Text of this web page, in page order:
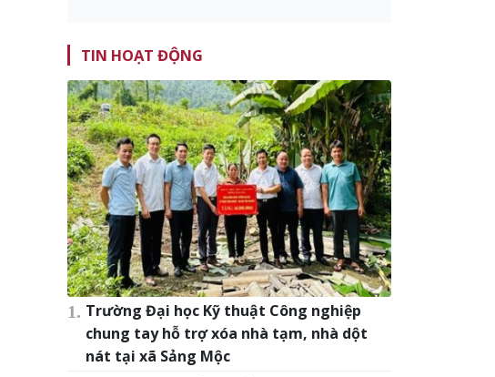
TIN HOẠT ĐỘNG
Trường Đại học Kỹ thuật Công nghiệp
chung tay hỗ trợ xóa nhà tạm, nhà dột
nát tại xã Sảng Mộc